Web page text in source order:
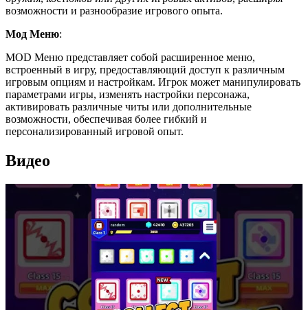
возможности и разнообразие игрового опыта.
Мод Меню:
MOD Меню представляет собой расширенное меню,
встроенный в игру, предоставляющий доступ к различным
игровым опциям и настройкам. Игрок может манипулировать
параметрами игры, изменять настройки персонажа,
активировать различные читы или дополнительные
возможности, обеспечивая более гибкий и
персонализированный игровой опыт.
Видео